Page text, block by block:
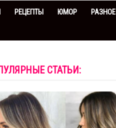
РЕЦЕПТЫ ЮМОР РАЗНОЕ
СТАТЬИ: